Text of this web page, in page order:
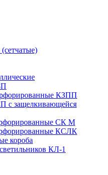
КЗПП
с защелкивающейся
СК М
КСЛК
короба
КЛ-1